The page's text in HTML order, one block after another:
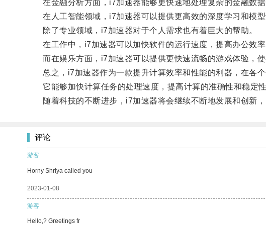
在金融分析方面，i7加速器能够更快速地处理复杂的金融数据
在人工智能领域，i7加速器可以提供更高效的深度学习和模型
除了专业领域，i7加速器对于个人需求也有着巨大的帮助。
在工作中，i7加速器可以加快软件的运行速度，提高办公效率
而在娱乐方面，i7加速器可以提供更快速流畅的游戏体验，使
总之，i7加速器作为一款提升计算效率和性能的利器，在各个
它能够加快计算任务的处理速度，提高计算的准确性和稳定性
随着科技的不断进步，i7加速器将会继续不断地发展和创新，
评论
游客
Horny Shriya called you
2023-01-08
游客
Hello,? Greetings fr